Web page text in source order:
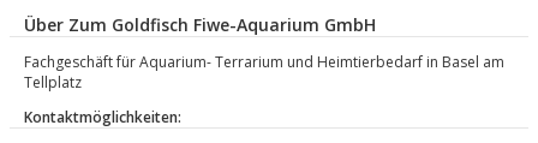
Über Zum Goldfisch Fiwe-Aquarium GmbH
Fachgeschäft für Aquarium- Terrarium und Heimtierbedarf in Basel am
Tellplatz
Kontaktmöglichkeiten: